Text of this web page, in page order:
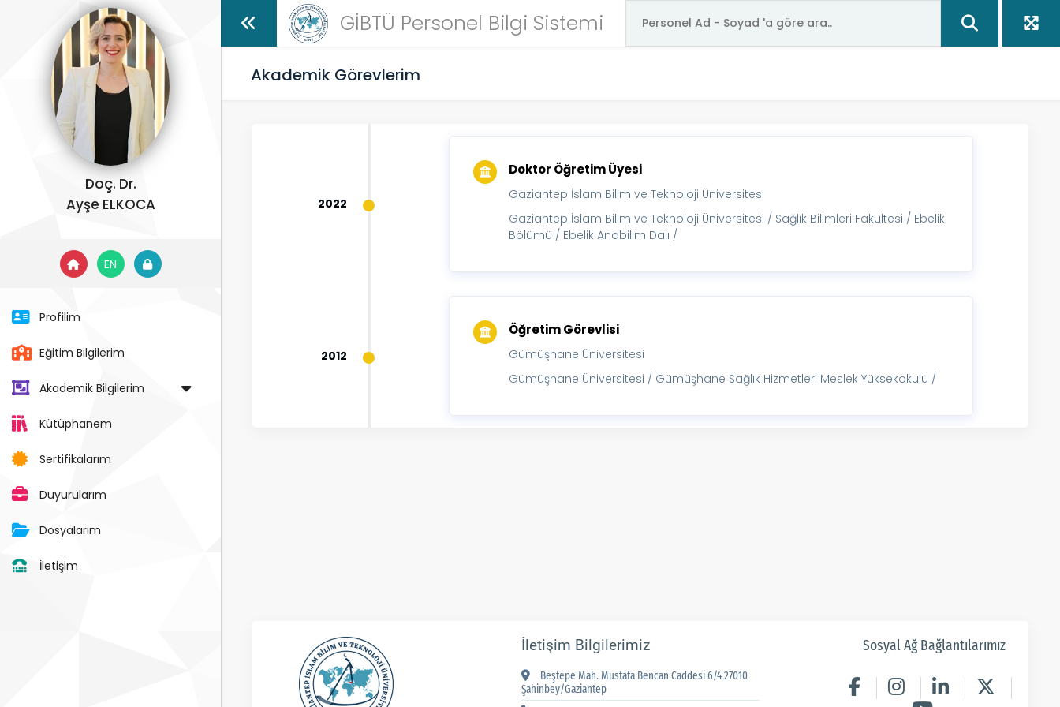
Doç. Dr.
Ayşe ELKOCA
EN
Profilim
Eğitim Bilgilerim
Akademik Bilgilerim
Kütüphanem
Sertifikalarım
Duyurularım
Dosyalarım
İletişim
GİBTÜ Personel Bilgi Sistemi
Akademik Görevlerim
2022
Doktor Öğretim Üyesi
Gaziantep İslam Bilim ve Teknoloji Üniversitesi
Gaziantep İslam Bilim ve Teknoloji Üniversitesi / Sağlık Bilimleri Fakültesi / Ebelik
Bölümü / Ebelik Anabilim Dalı /
2012
Öğretim Görevlisi
Gümüşhane Üniversitesi
Gümüşhane Üniversitesi / Gümüşhane Sağlık Hizmetleri Meslek Yüksekokulu /
İletişim Bilgilerimiz
Beştepe Mah. Mustafa Bencan Caddesi 6/4 27010
Şahinbey/Gaziantep
Sosyal Ağ Bağlantılarımız